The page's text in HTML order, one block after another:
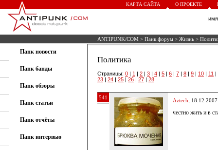
КАРТА САЙТА О ПРОЕКТЕ
ANTIPUNK/COM > Панк форум > Жизнь >
Панк новости
Панк банды
Панк обзоры
Панк статьи
Панк отчёты
Панк интервью
Политика
Страницы: 0 | 1 | 2 | 3 | 4 | 5 | 6 | 7 | 8 | 9 | 10 | 11 |
23 | 24 | 25 | 26 | 27 | 28
541 Aztech ,
честно жить и в